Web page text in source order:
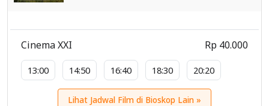
Cinema XXI
13:00 14:50 16:40 18:30 20:20
Rp 40.000
Lihat Jadwal Film di Bioskop Lain »